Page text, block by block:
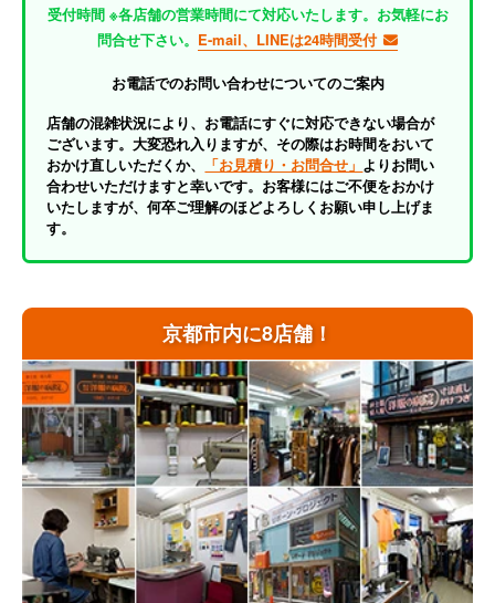
京都市内に8店舗！
受付時間 ※各店舗の営業時間にて対応いたします。お気軽にお
問合せ下さい。 E-mail、LINEは24時間受付
お電話でのお問い合わせについてのご案内
店舗の混雑状況により、お電話にすぐに対応できない場合が
ございます。大変恐れ入りますが、その際はお時間をおいて
おかけ直しいただくか、
「お見積り・お問合せ」 よりお問い
合わせいただけますと幸いです。お客様にはご不便をおかけ
いたしますが、何卒ご理解のほどよろしくお願い申し上げま
す。